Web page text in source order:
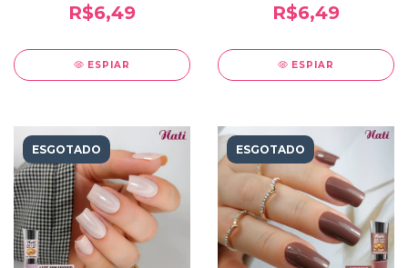
R$6,49
ESPIAR
R$6,49
ESPIAR
ESGOTADO ESGOTADO